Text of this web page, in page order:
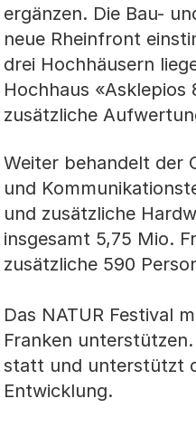
ergänzen. Die Bau-
neue Rheinfront
drei Hochhäusern
Hochhaus
zusätzliche
Weiter behandelt der
und
und zusätzliche
insgesamt 5,75 Mio.
zusätzliche 590
Das NATUR Festival
Franken
statt und unterstützt
Entwicklung.